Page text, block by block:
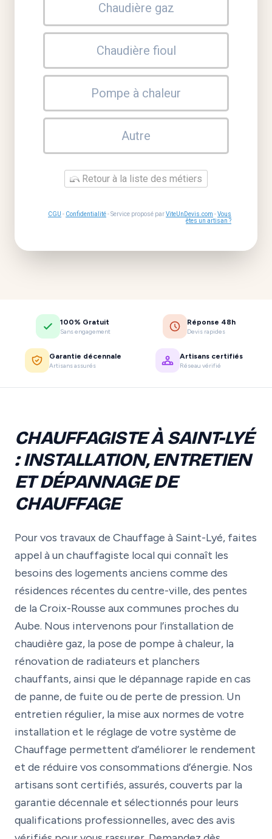
Chaudière gaz
Chaudière fioul
Pompe à chaleur
Autre
Retour à la liste des métiers
CGU - Confidentialité- Service proposé parViteUnDevis.com -Vous
êtes un artisan ?
100% Gratuit
Sans engagement
Réponse 48h
Devis rapides
Garantie décennale
Artisans assurés
Artisans certifiés
Réseau vérifié
CHAUFFAGISTE À SAINT-LYÉ
: INSTALLATION, ENTRETIEN
ET DÉPANNAGE DE
CHAUFFAGE
Pour vos travaux de Chauffage à Saint-Lyé, faites
appel à un chauffagiste local qui connaît les
besoins des logements anciens comme des
résidences récentes du centre-ville, des pentes
de la Croix-Rousse aux communes proches du
Aube. Nous intervenons pour l’installation de
chaudière gaz, la pose de pompe à chaleur, la
rénovation de radiateurs et planchers
chauffants, ainsi que le dépannage rapide en cas
de panne, de fuite ou de perte de pression. Un
entretien régulier, la mise aux normes de votre
installation et le réglage de votre système de
Chauffage permettent d’améliorer le rendement
et de réduire vos consommations d’énergie. Nos
artisans sont certifiés, assurés, couverts par la
garantie décennale et sélectionnés pour leurs
qualifications professionnelles, avec des avis